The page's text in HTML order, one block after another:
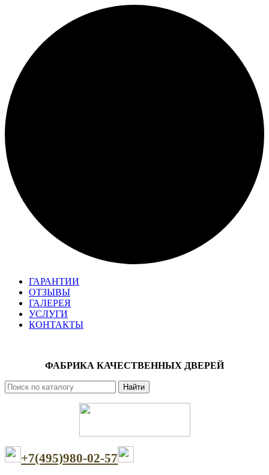
ГАРАНТИИ
ОТЗЫВЫ
ГАЛЕРЕЯ
УСЛУГИ
КОНТАКТЫ
ФАБРИКА КАЧЕСТВЕННЫХ ДВЕРЕЙ
Найти
+7(495)980-02-57